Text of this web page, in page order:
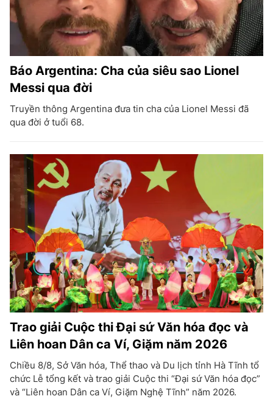
Báo Argentina: Cha của siêu sao Lionel
Messi qua đời
Truyền thông Argentina đưa tin cha của Lionel Messi đã
qua đời ở tuổi 68.
Trao giải Cuộc thi Đại sứ Văn hóa đọc và
Liên hoan Dân ca Ví, Giặm năm 2026
Chiều 8/8, Sở Văn hóa, Thể thao và Du lịch tỉnh Hà Tĩnh tổ
chức Lễ tổng kết và trao giải Cuộc thi “Đại sứ Văn hóa đọc”
và “Liên hoan Dân ca Ví, Giặm Nghệ Tĩnh” năm 2026.